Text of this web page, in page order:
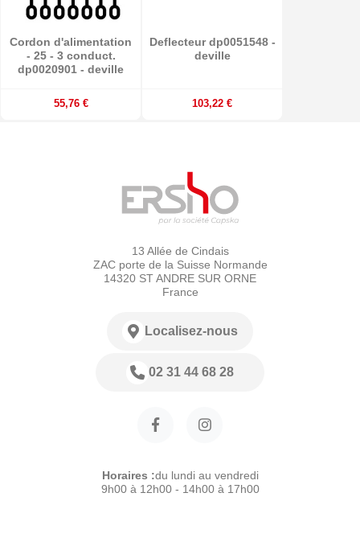
Cordon d'alimentation
- 25 - 3 conduct.
dp0020901 - deville
55,76 €
Deflecteur dp0051548 -
deville
103,22 €
13 Allée de Cindais
ZAC porte de la Suisse Normande
14320 ST ANDRE SUR ORNE
France
Localisez-nous
02 31 44 68 28
Horaires :du lundi au vendredi
9h00 à 12h00 - 14h00 à 17h00